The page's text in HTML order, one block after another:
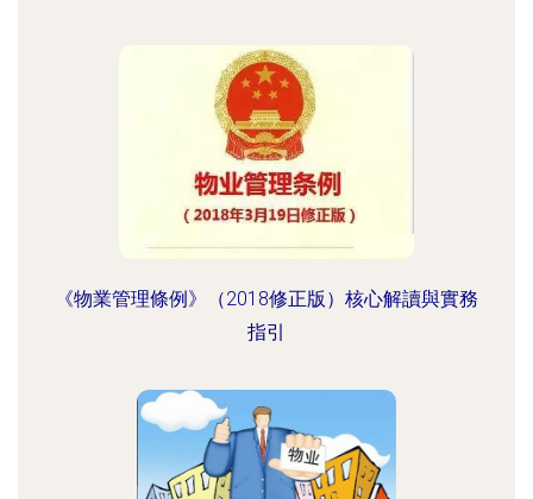
《物業管理條例》（2018修正版）核心解讀與實務
指引